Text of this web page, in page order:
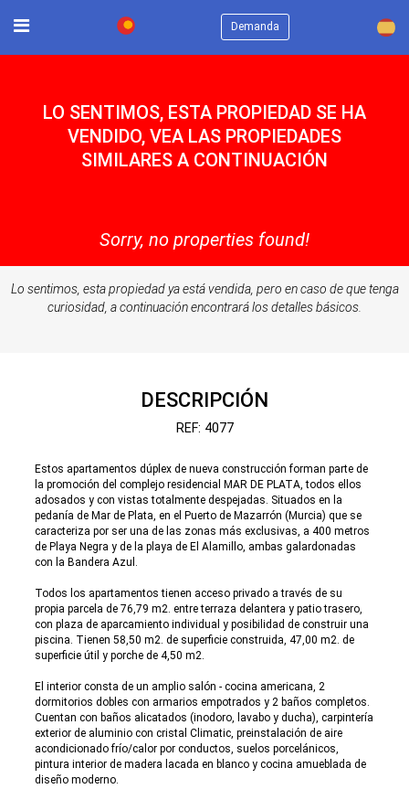
Demanda ×
LO SENTIMOS, ESTA PROPIEDAD SE HA
VENDIDO, VEA LAS PROPIEDADES
SIMILARES A CONTINUACIÓN
Sorry, no properties found!
Lo sentimos, esta propiedad ya está vendida, pero en caso de que tenga
curiosidad, a continuación encontrará los detalles básicos.
DESCRIPCIÓN
REF: 4077
Estos apartamentos dúplex de nueva construcción forman parte de
la promoción del complejo residencial MAR DE PLATA, todos ellos
adosados y con vistas totalmente despejadas. Situados en la
pedanía de Mar de Plata, en el Puerto de Mazarrón (Murcia) que se
caracteriza por ser una de las zonas más exclusivas, a 400 metros
de Playa Negra y de la playa de El Alamillo, ambas galardonadas
con la Bandera Azul.
Todos los apartamentos tienen acceso privado a través de su
propia parcela de 76,79 m2. entre terraza delantera y patio trasero,
con plaza de aparcamiento individual y posibilidad de construir una
piscina. Tienen 58,50 m2. de superficie construida, 47,00 m2. de
superficie útil y porche de 4,50 m2.
El interior consta de un amplio salón - cocina americana, 2
dormitorios dobles con armarios empotrados y 2 baños completos.
Cuentan con baños alicatados (inodoro, lavabo y ducha), carpintería
exterior de aluminio con cristal Climatic, preinstalación de aire
acondicionado frío/calor por conductos, suelos porcelánicos,
pintura interior de madera lacada en blanco y cocina amueblada de
diseño moderno.